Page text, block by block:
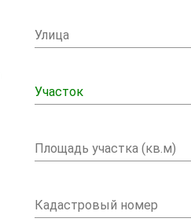
Улица
Участок
Площадь участка (кв.м)
Кадастровый номер